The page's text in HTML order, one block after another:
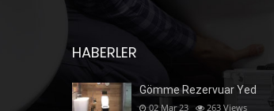
HABERLER
Gömme Rezervuar Yed
02 Mar 23 263 Views